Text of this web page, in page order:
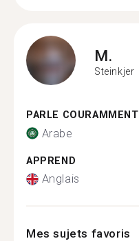
M.
Steinkjer
PARLE COURAMMENT
Arabe
APPREND
Anglais
Mes sujets favoris